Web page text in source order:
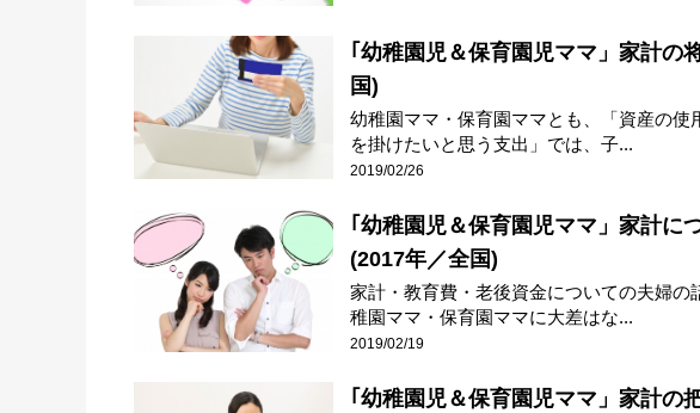
｢幼稚園児＆保育園児ママ」家計の
国)
幼稚園ママ・保育園ママとも、「資産の使
を掛けたいと思う支出」では、子...
2019/02/26
｢幼稚園児＆保育園児ママ」家計に
(2017年／全国)
家計・教育費・老後資金についての夫婦の
稚園ママ・保育園ママに大差はな...
2019/02/19
｢幼稚園児＆保育園児ママ」家計の